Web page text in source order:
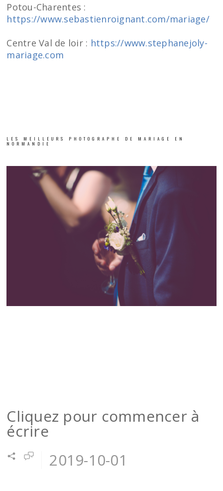
Potou-Charentes :
https://www.sebastienroignant.com/mariage/
Centre Val de loir : https://www.stephanejoly-
mariage.com
LES MEILLEURS PHOTOGRAPHE DE MARIAGE EN
NORMANDIE
Cliquez pour commencer à
écrire
2019-10-01